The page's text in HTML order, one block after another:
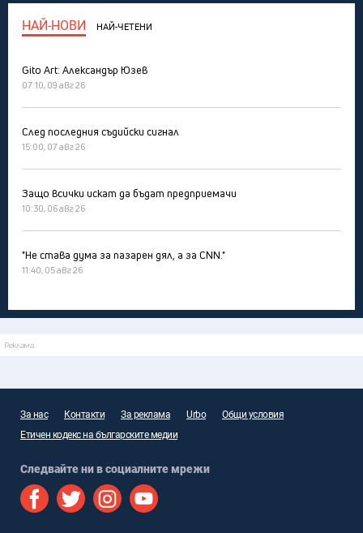
НАЙ-НОВИ НАЙ-ЧЕТЕНИ
Gito Art: Александър Юзев
07:10, 09 авг 26
След последния съдийски сигнал
15:00, 07 авг 26
Защо всички искат да бъдат предприемачи
10:30, 06 авг 26
"Не става дума за пазарен дял, а за CNN."
11:40, 05 авг 26
Реклама
За нас Контакти За реклама Urbo
Общи условия
Етичен кодекс на българските медии
Следвайте ни в социалните мрежи